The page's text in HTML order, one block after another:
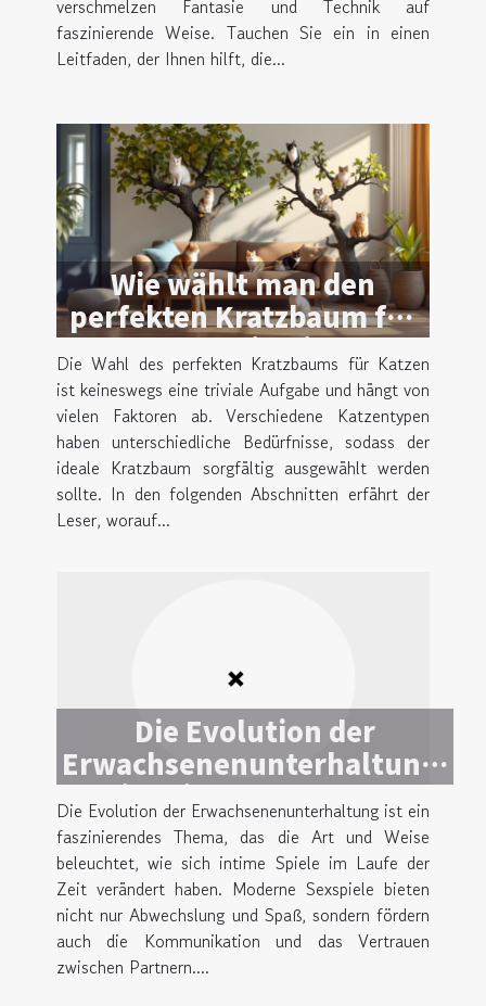
verschmelzen Fantasie und Technik auf
faszinierende Weise. Tauchen Sie ein in einen
Leitfaden, der Ihnen hilft, die...
Wie wählt man den
perfekten Kratzbaum für
unterschiedliche
Katzentypen?
Die Wahl des perfekten Kratzbaums für Katzen
ist keineswegs eine triviale Aufgabe und hängt von
vielen Faktoren ab. Verschiedene Katzentypen
haben unterschiedliche Bedürfnisse, sodass der
ideale Kratzbaum sorgfältig ausgewählt werden
sollte. In den folgenden Abschnitten erfährt der
Leser, worauf...
Die Evolution der
Erwachsenenunterhaltung:
Ein Blick auf moderne
Sexspiele
Die Evolution der Erwachsenenunterhaltung ist ein
faszinierendes Thema, das die Art und Weise
beleuchtet, wie sich intime Spiele im Laufe der
Zeit verändert haben. Moderne Sexspiele bieten
nicht nur Abwechslung und Spaß, sondern fördern
auch die Kommunikation und das Vertrauen
zwischen Partnern....